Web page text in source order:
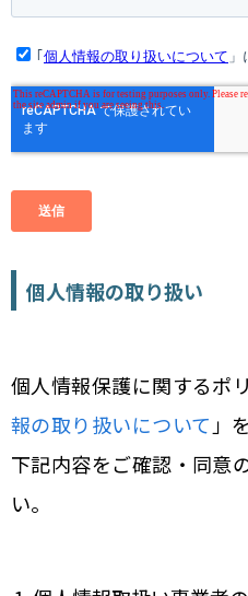
個人情報の取り扱い
個人情報保護に関するポ
報の取り扱いについて 」
下記内容をご確認・同意
い。